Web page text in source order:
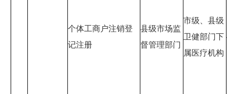
个体工商户注销登
记注册
县级市场监
督管理部门
市级、县级
卫健部门下
属医疗机构